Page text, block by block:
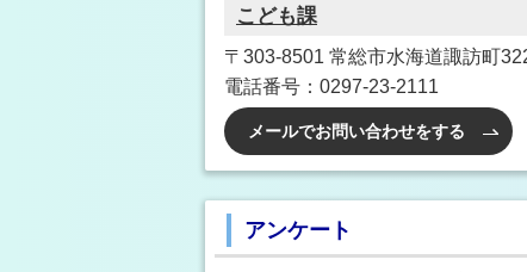
こども課
〒303-8501 常総市水海道諏訪町
電話番号：0297-23-2111
メールでお問い合わせをする
アンケート